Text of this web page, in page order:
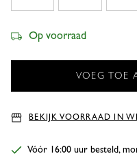
Op voorraad
BEKIJK VOORRAAD IN
Vóór 16:00 uur besteld,